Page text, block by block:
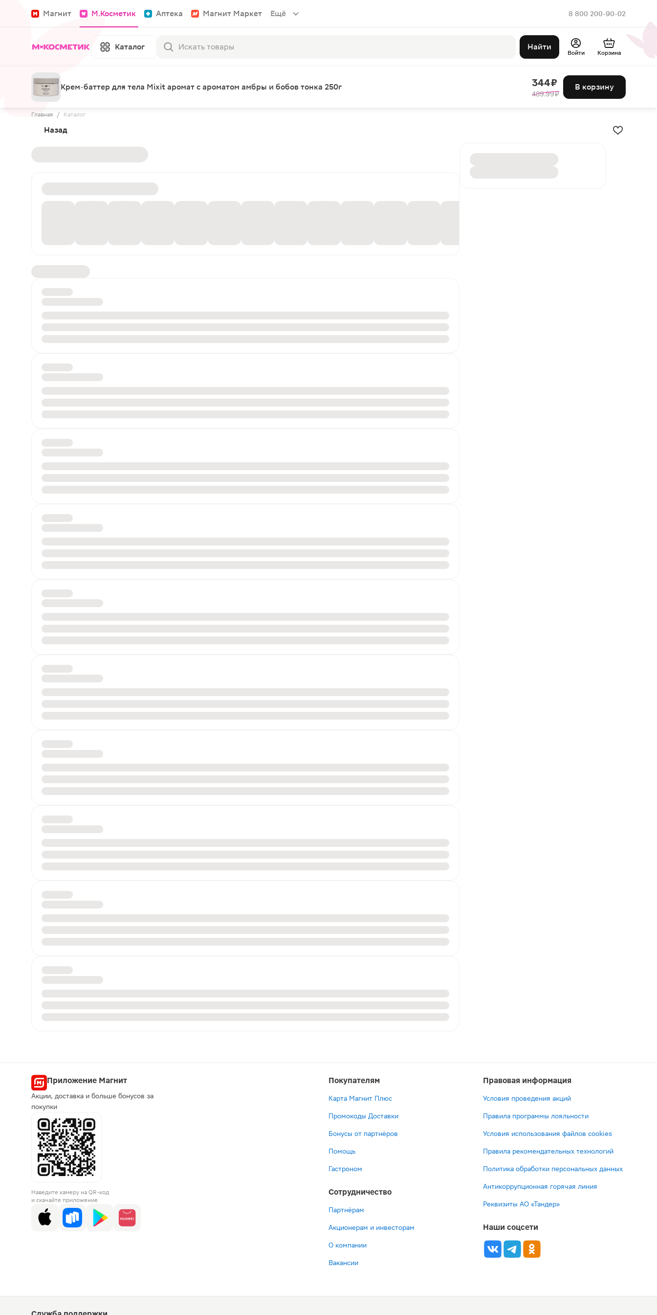
Магнит М.Косметик Аптека Магнит Маркет Ещё 8 800 200-90-02
Каталог Найти
Войти Корзина
Крем-баттер для тела Mixit аромат с ароматом амбры и бобов тонка 250г 344 ₽
489.99 ₽
В корзину
Главная / Каталог
Назад
Приложение Магнит
Акции, доставка и больше бонусов за
покупки
Наведите камеру на QR-код
и скачайте приложение
Покупателям
Карта Магнит Плюс
Промокоды Доставки
Бонусы от партнёров
Помощь
Гастроном
Сотрудничество
Партнёрам
Акционерам и инвесторам
О компании
Вакансии
Правовая информация
Условия проведения акций
Правила программы лояльности
Условия использования файлов cookies
Правила рекомендательных технологий
Политика обработки персональных данных
Антикоррупционная горячая линия
Реквизиты АО «Тандер»
Наши соцсети